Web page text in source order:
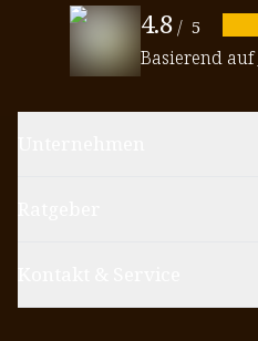
4.8 / 5
Basierend auf